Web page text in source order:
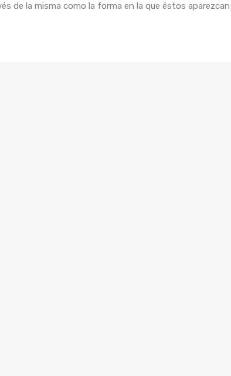
de la misma como la forma en la que éstos